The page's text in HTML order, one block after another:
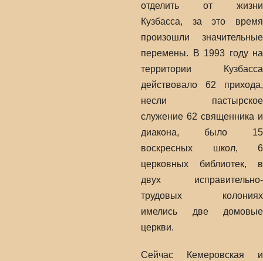
отделить от жизни
Кузбасса, за это время
произошли значительные
перемены. В 1993 году на
территории Кузбасса
действовало 62 прихода,
несли пастырское
служение 62 священника и
диакона, было 15
воскресных школ, 6
церковных библиотек, в
двух исправительно-
трудовых колониях
имелись две домовые
церкви.
Сейчас Кемеровская и